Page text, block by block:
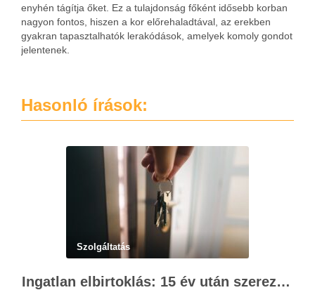
enyhén tágítja őket. Ez a tulajdonság főként idősebb korban
nagyon fontos, hiszen a kor előrehaladtával, az erekben
gyakran tapasztalhatók lerakódások, amelyek komoly gondot
jelentenek.
Hasonló írások:
Szolgáltatás
Ingatlan elbirtoklás: 15 év után szerezhet tulajdonjogot – szakértői útmutató